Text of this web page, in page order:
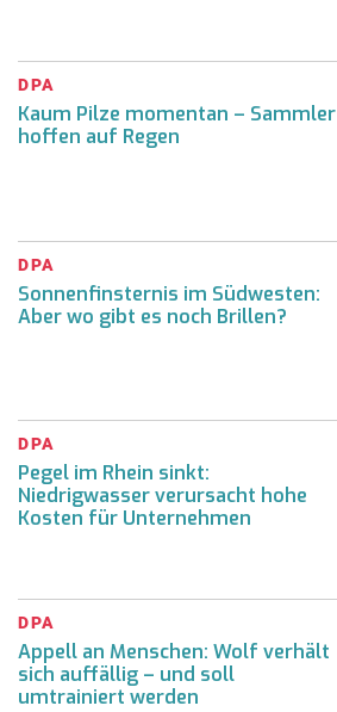
DPA
Kaum Pilze momentan – Sammler
hoffen auf Regen
DPA
Sonnenfinsternis im Südwesten:
Aber wo gibt es noch Brillen?
DPA
Pegel im Rhein sinkt:
Niedrigwasser verursacht hohe
Kosten für Unternehmen
DPA
Appell an Menschen: Wolf verhält
sich auffällig – und soll
umtrainiert werden